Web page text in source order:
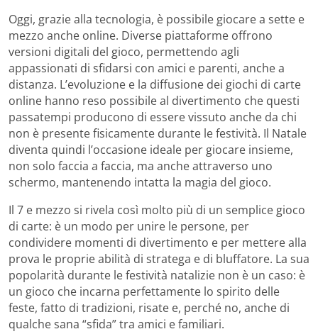
Oggi, grazie alla tecnologia, è possibile giocare a sette e
mezzo anche online. Diverse piattaforme offrono
versioni digitali del gioco, permettendo agli
appassionati di sfidarsi con amici e parenti, anche a
distanza. L’evoluzione e la diffusione dei giochi di carte
online hanno reso possibile al divertimento che questi
passatempi producono di essere vissuto anche da chi
non è presente fisicamente durante le festività. Il Natale
diventa quindi l’occasione ideale per giocare insieme,
non solo faccia a faccia, ma anche attraverso uno
schermo, mantenendo intatta la magia del gioco.
Il 7 e mezzo si rivela così molto più di un semplice gioco
di carte: è un modo per unire le persone, per
condividere momenti di divertimento e per mettere alla
prova le proprie abilità di stratega e di bluffatore. La sua
popolarità durante le festività natalizie non è un caso: è
un gioco che incarna perfettamente lo spirito delle
feste, fatto di tradizioni, risate e, perché no, anche di
qualche sana “sfida” tra amici e familiari.